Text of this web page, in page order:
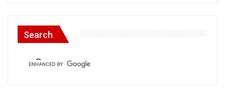
Search